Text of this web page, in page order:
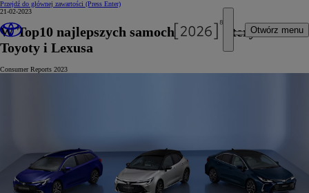
Przejdź do głównej zawartości (Press Enter)
Otwórz menu
21-02-2023
W Top10 najlepszych samochodów – cztery modele
Toyoty i Lexusa
Consumer Reports 2023